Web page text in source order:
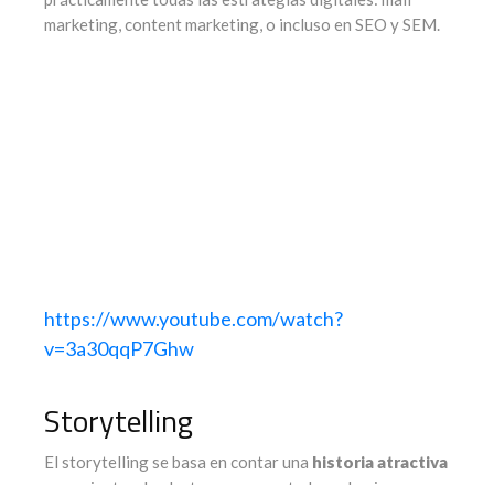
marketing, content marketing, o incluso en SEO y SEM.
https://www.youtube.com/watch?
v=3a30qqP7Ghw
Storytelling
El storytelling se basa en contar una historia atractiva